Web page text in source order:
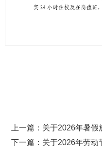
上一篇：关于2026年暑
下一篇：关于2026年劳动